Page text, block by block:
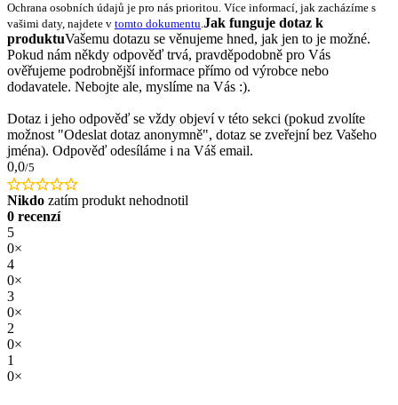
Ochrana osobních údajů je pro nás prioritou. Více informací, jak zacházíme s
vašimi daty, najdete v tomto dokumentu.Jak funguje dotaz k
produktuVašemu dotazu se věnujeme hned, jak jen to je možné.
Pokud nám někdy odpověď trvá, pravděpodobně pro Vás
ověřujeme podrobnější informace přímo od výrobce nebo
dodavatele. Nebojte ale, myslíme na Vás :).
Dotaz i jeho odpověď se vždy objeví v této sekci (pokud zvolíte
možnost "Odeslat dotaz anonymně", dotaz se zveřejní bez Vašeho
jména). Odpověď odesíláme i na Váš email.
0,0/5
Nikdo zatím produkt nehodnotil
0 recenzí
5
0×
4
0×
3
0×
2
0×
1
0×